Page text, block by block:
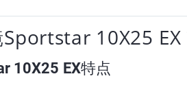
10X25 EX
10X25 EX特点